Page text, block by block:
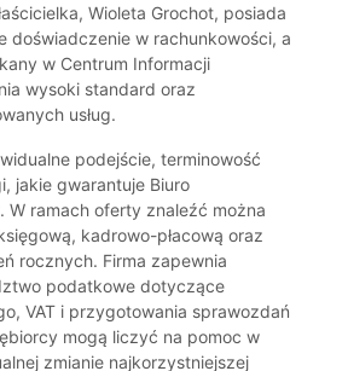
Wioleta Grochot, posiada
doświadczenie w rachunkowości, a
w Centrum Informacji
wysoki standard oraz
usług.
podejście, terminowość
jakie gwarantuje Biuro
W ramach oferty znaleźć można
kadrowo-płacową oraz
rocznych. Firma zapewnia
podatkowe dotyczące
VAT i przygotowania sprawozdań
mogą liczyć na pomoc w
zmianie najkorzystniejszej